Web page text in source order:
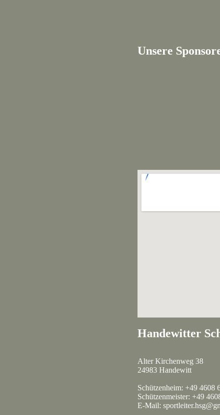
Unsere
Handewitter
Alter Kirchenweg 38
24983 Handewitt
Schützenheim: +49 4608
Schützenmeister: +49
E-Mail: